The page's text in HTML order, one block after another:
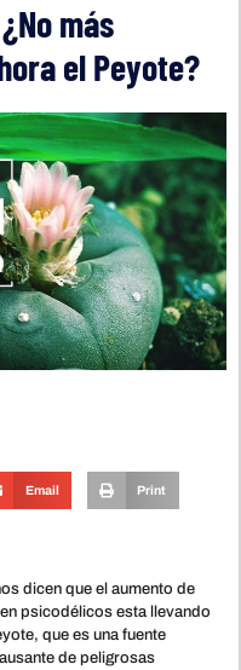
más
el Peyote?
Email Print
dicen que el aumento de
psicodélicos esta llevando
que es una fuente
de peligrosas